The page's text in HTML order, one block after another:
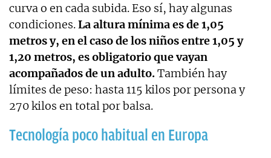
curva o en cada subida. Eso sí, hay algunas
condiciones.La altura mínima es de 1,05
metros y, en el caso de los niños entre 1,05 y
1,20 metros, es obligatorio que vayan
acompañados de un adulto.También hay
límites de peso: hasta 115 kilos por persona y
270 kilos en total por balsa.
Tecnología poco habitual en Europa